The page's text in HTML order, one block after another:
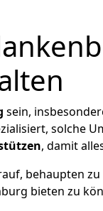
sein,
solche
, damit
behaupten
bieten zu